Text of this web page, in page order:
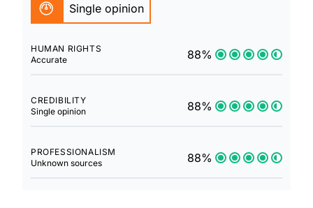
Single opinion
HUMAN RIGHTS
Accurate
88%
CREDIBILITY
Single opinion
88%
PROFESSIONALISM
Unknown sources
88%